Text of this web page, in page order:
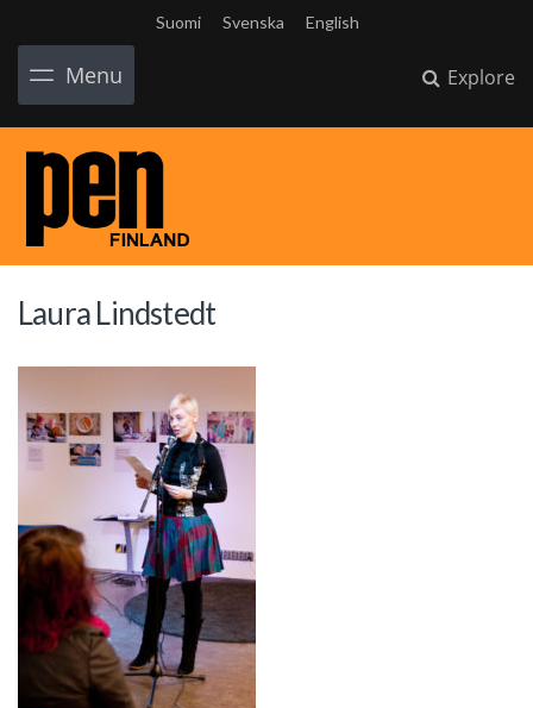
Suomi Svenska English
Menu Explore
Laura Lindstedt